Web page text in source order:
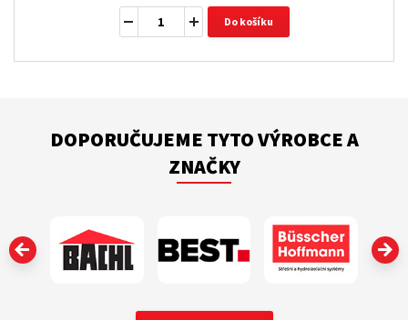
Do košíku
DOPORUČUJEME TYTO VÝROBCE A
ZNAČKY
‹